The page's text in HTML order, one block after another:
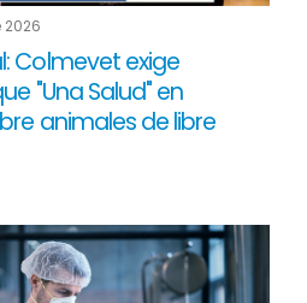
2026
Colmevet exige
"Una Salud" en
animales de libre